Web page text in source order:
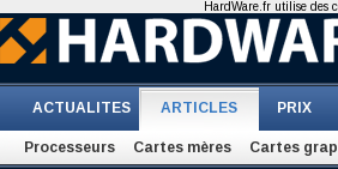
ACTUALITES ARTICLES PRIX
Processeurs Cartes mères Cartes
HardWare.fr utilise des